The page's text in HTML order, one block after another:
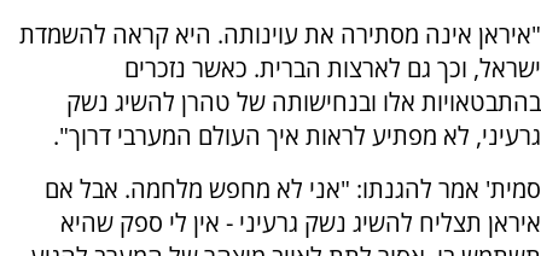
"איראן אינה מסתירה את עוינותה. היא קראה להשמדת
ישראל, וכך גם לארצות הברית. כאשר נזכרים
בהתבטאויות אלו ובנחישותה של טהרן להשיג נשק
גרעיני, לא מפתיע לראות איך העולם המערבי דרוך".
סמית' אמר להגנתו: "אני לא מחפש מלחמה. אבל אם
איראן תצליח להשיג נשק גרעיני - אין לי ספק שהיא